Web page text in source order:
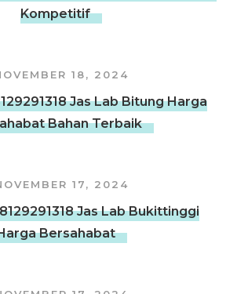
Kompetitif
18, 2024
Jas Lab Bitung Harga
Bahan Terbaik
17, 2024
Jas Lab Bukittinggi
Bersahabat